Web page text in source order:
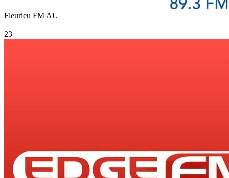
Fleurieu FM AU
—
23